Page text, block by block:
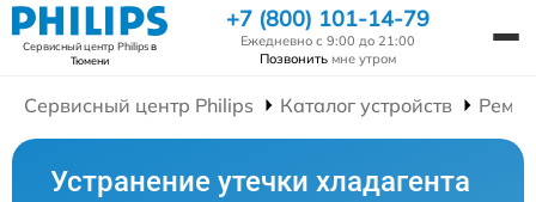
Сервисный центр Philipsв
Тюмени
+7 (800) 101-14-79
Ежедневно с 9:00 до 21:00
Позвонить мне утром
Сервисный центр Philips Каталог устройств
Устранение утечки хладагента